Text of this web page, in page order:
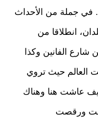
في جملة من الأحداث
انطلاقا من
شارع الفانين وكذا
العالم حيث تروي
عاشت هنا وهناك
ورقصت